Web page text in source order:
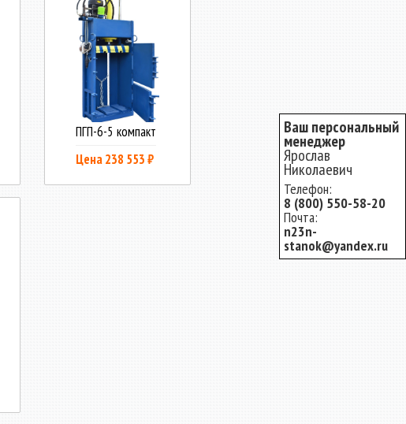
ПГП-6-5 компакт
Цена 238 553 ₽
Ваш персональный
менеджер
Ярослав
Николаевич
Телефон:
8 (800) 550-58-20
Почта:
n23n-
stanok@yandex.ru